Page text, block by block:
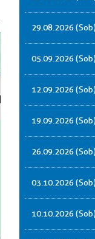
29.08.2026
05.09.2026
12.09.2026
19.09.2026
26.09.2026
03.10.2026
10.10.2026